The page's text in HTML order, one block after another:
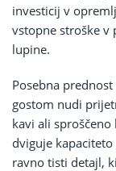
investicij v
vstopne stroške v
lupine.
Posebna
gostom nudi
kavi ali sproščeno
dviguje
ravno tisti detajl,